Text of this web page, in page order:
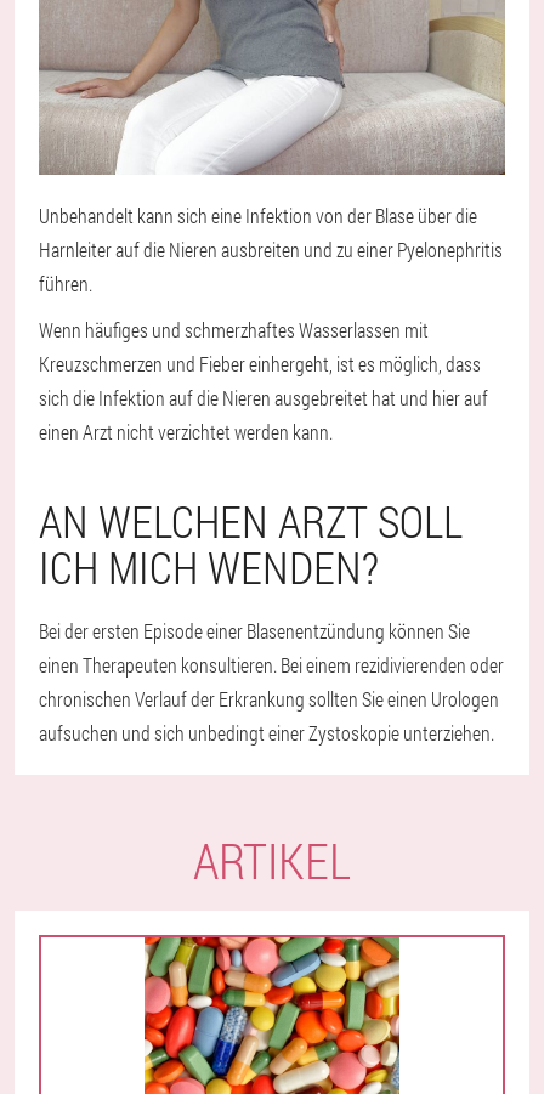
Unbehandelt kann sich eine Infektion von der Blase über die
Harnleiter auf die Nieren ausbreiten und zu einer Pyelonephritis
führen.
Wenn häufiges und schmerzhaftes Wasserlassen mit
Kreuzschmerzen und Fieber einhergeht, ist es möglich, dass
sich die Infektion auf die Nieren ausgebreitet hat und hier auf
einen Arzt nicht verzichtet werden kann.
AN WELCHEN ARZT SOLL
ICH MICH WENDEN?
Bei der ersten Episode einer Blasenentzündung können Sie
einen Therapeuten konsultieren. Bei einem rezidivierenden oder
chronischen Verlauf der Erkrankung sollten Sie einen Urologen
aufsuchen und sich unbedingt einer Zystoskopie unterziehen.
ARTIKEL